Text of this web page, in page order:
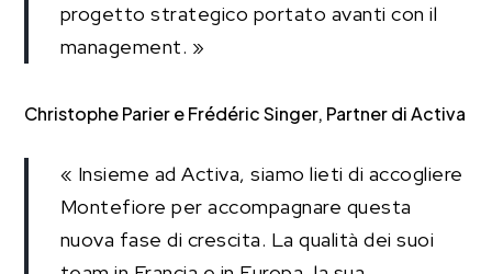
progetto strategico portato avanti con il
management. »
Christophe Parier e Frédéric Singer, Partner di Activa
« Insieme ad Activa, siamo lieti di accogliere
Montefiore per accompagnare questa
nuova fase di crescita. La qualità dei suoi